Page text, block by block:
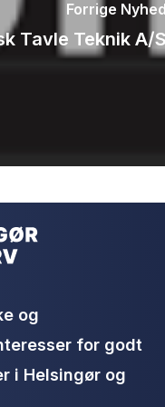
Forrige
Tavle Teknik A/
og
for godt
i Helsingør og